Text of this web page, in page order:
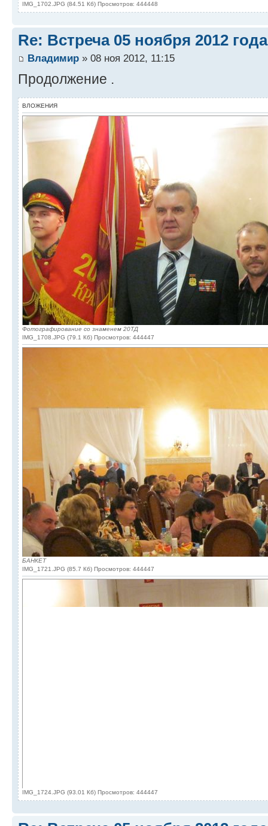
IMG_1702.JPG (84.51 Кб) Просмотров: 444448
Re: Встреча 05 ноября 2012 года
Владимир » 08 ноя 2012, 11:15
Продолжение .
ВЛОЖЕНИЯ
Фотографирование со знаменем 20ТД
IMG_1708.JPG (79.1 Кб) Просмотров: 444447
БАНКЕТ
IMG_1721.JPG (85.7 Кб) Просмотров: 444447
IMG_1724.JPG (93.01 Кб) Просмотров: 444447